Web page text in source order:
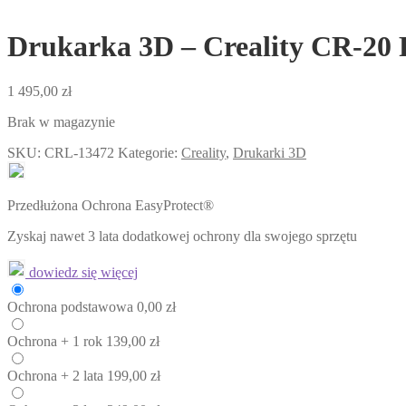
Drukarka 3D – Creality CR-20
1 495,00 zł
Brak w magazynie
SKU: CRL-13472 Kategorie: Creality, Drukarki 3D
Przedłużona Ochrona EasyProtect®
Zyskaj nawet 3 lata dodatkowej ochrony dla swojego sprzętu
dowiedz się więcej
Ochrona podstawowa 0,00 zł
Ochrona + 1 rok 139,00 zł
Ochrona + 2 lata 199,00 zł